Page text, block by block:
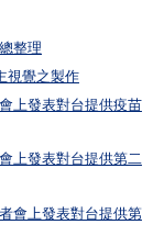
整理
視覺之製作
上發表對台提供疫苗
上發表對台提供第二
會上發表對台提供第